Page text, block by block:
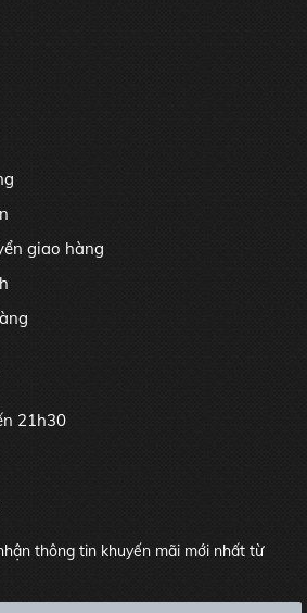
giao hàng
21h30
thông tin khuyến mãi mới nhất từ